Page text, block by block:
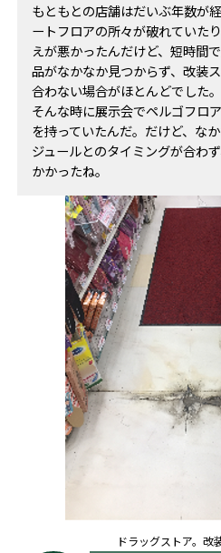
もともとの店舗はだいぶ年数が
ートフロアの所々が破れていた
えが悪かったんだけど、短時間
品がなかなか見つからず、改装
合わない場合がほとんどでした。
そんな時に展示会でペルゴフロ
を持っていたんだ。だけど、な
ジュールとのタイミングが合わ
かかったね。
ドラッグストア。改